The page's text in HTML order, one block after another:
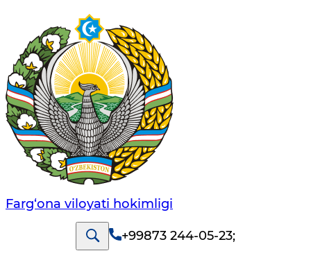
Farg‘оnа vilоyati hоkimligi
+99873 244-05-23;